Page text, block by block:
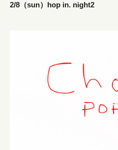
2/8（sun）hop in. night2